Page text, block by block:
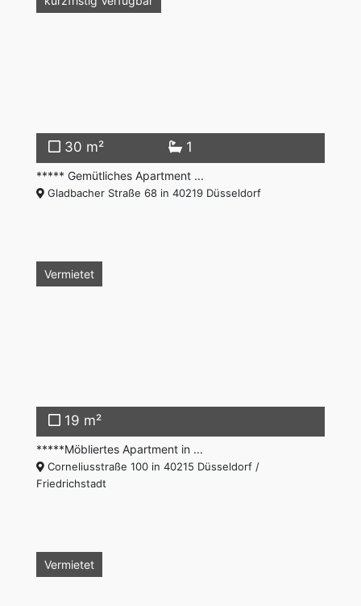
30 m² 1
***** Gemütliches Apartment ...
Gladbacher Straße 68 in 40219 Düsseldorf
Vermietet
19 m²
*****Möbliertes Apartment in ...
Corneliusstraße 100 in 40215 Düsseldorf /
Friedrichstadt
Vermietet